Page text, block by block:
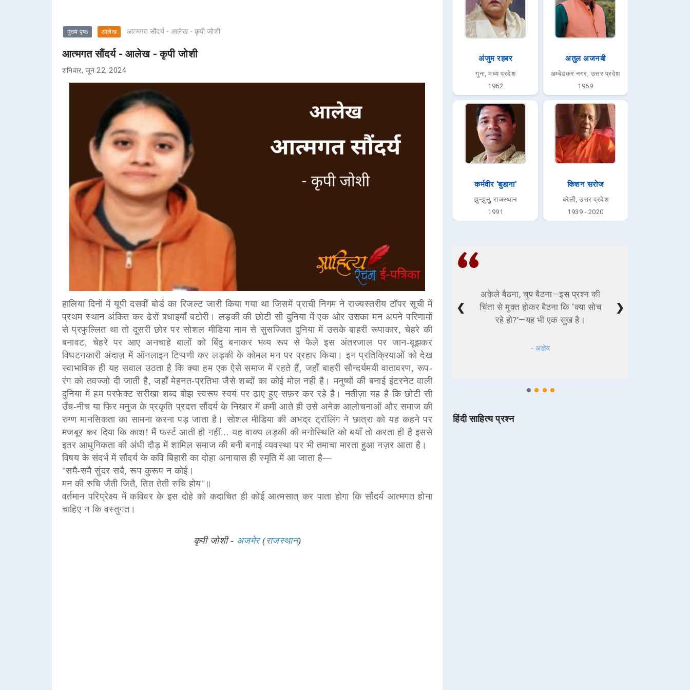
मुख्य पृष्ठ आलेख आत्मगत सौंदर्य - आलेख - कृपी जोशी
आत्मगत सौंदर्य - आलेख - कृपी जोशी
शनिवार, जून 22, 2024
हालिया दिनों में यूपी दसवीं बोर्ड का रिजल्ट जारी किया गया था जिसमें प्राची निगम ने राज्यस्तरीय टॉपर सूची में
प्रथम स्थान अंकित कर ढेरों बधाइयाँ बटोरी। लड़की की छोटी सी दुनिया में एक ओर उसका मन अपने परिणामों
से प्रफुल्लित था तो दूसरी छोर पर सोशल मीडिया नाम से सुसज्जित दुनिया में उसके बाहरी रूपाकार, चेहरे की
बनावट, चेहरे पर आए अनचाहे बालों को बिंदु बनाकर भव्य रूप से फैले इस अंतरजाल पर जान-बूझकर
विघटनकारी अंदाज़ में ऑनलाइन टिप्पणी कर लड़की के कोमल मन पर प्रहार किया। इन प्रतिक्रियाओं को देख
स्वाभाविक ही यह सवाल उठता है कि क्या हम एक ऐसे समाज में रहते हैं, जहाँ बाहरी सौन्दर्यमयी वातावरण, रूप-
रंग को तवज्जो दी जाती है, जहाँ मेहनत-प्रतिभा जैसे शब्दों का कोई मोल नही है। मनुष्यों की बनाई इंटरनेट वाली
दुनिया में हम परफेक्ट सरीखा शब्द बोझ स्वरूप स्वयं पर ढाए हुए सफ़र कर रहे है। नतीज़ा यह है कि छोटी सी
उँच-नीच या फिर मनुज के प्रकृति प्रदत्त सौंदर्य के निखार में कमी आते ही उसे अनेक आलोचनाओं और समाज की
रुग्ण मानसिकता का सामना करना पड़ जाता है। सोशल मीडिया की अभद्र ट्रॉलिंग ने छात्रा को यह कहने पर
मजबूर कर दिया कि काश! मैं फर्स्ट आती ही नहीं... यह वाक्य लड़की की मनोस्थिति को बयाँ तो करता ही है इससे
इतर आधुनिकता की अंधी दौड़ में शामिल समाज की बनी बनाई व्यवस्था पर भी तमाचा मारता हुआ नज़र आता है।
विषय के संदर्भ में सौंदर्य के कवि बिहारी का दोहा अनायास ही स्मृति में आ जाता है―
"समै-समै सुंदर सबै, रूप कुरूप न कोई।
मन की रुचि जैती जितै, तित तेती रुचि होय"॥
वर्तमान परिप्रेक्ष्य में कविवर के इस दोहे को कदाचित ही कोई आत्मसात् कर पाता होगा कि सौंदर्य आत्मगत होना
चाहिए न कि वस्तुगत।
कृपी जोशी - अजमेर(राजस्थान)
अंजुम रहबर
गुना, मध्य प्रदेश
1962
अतुल अजनबी
अम्बेडकर नगर, उत्तर प्रदेश
1969
कर्मवीर 'बुडाना'
झुन्झुनू, राजस्थान
1991
किशन सरोज
बरेली, उत्तर प्रदेश
1939 - 2020
अकेले बैठना, चुप बैठना—इस प्रश्न की
चिंता से मुक्त होकर बैठना कि ‘क्या सोच
रहे हो?’—यह भी एक सुख है।
- अज्ञेय
❮ ❯
हिंदी साहित्य प्रश्न